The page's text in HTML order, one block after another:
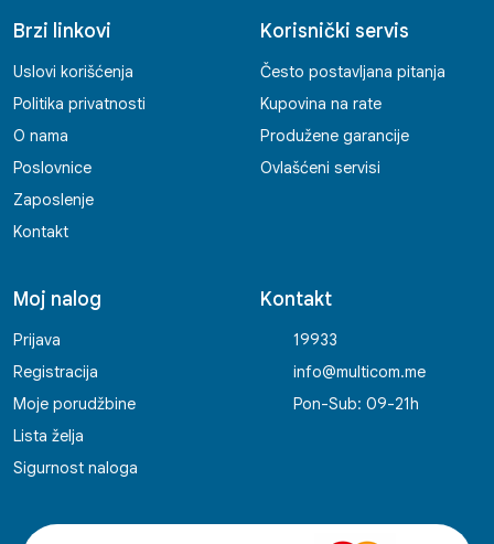
Brzi linkovi
Uslovi korišćenja
Politika privatnosti
O nama
Poslovnice
Zaposlenje
Kontakt
Korisnički servis
Često postavljana pitanja
Kupovina na rate
Produžene garancije
Ovlašćeni servisi
Moj nalog
Prijava
Registracija
Moje porudžbine
Lista želja
Sigurnost naloga
Kontakt
19933
info@multicom.me
Pon-Sub: 09-21h